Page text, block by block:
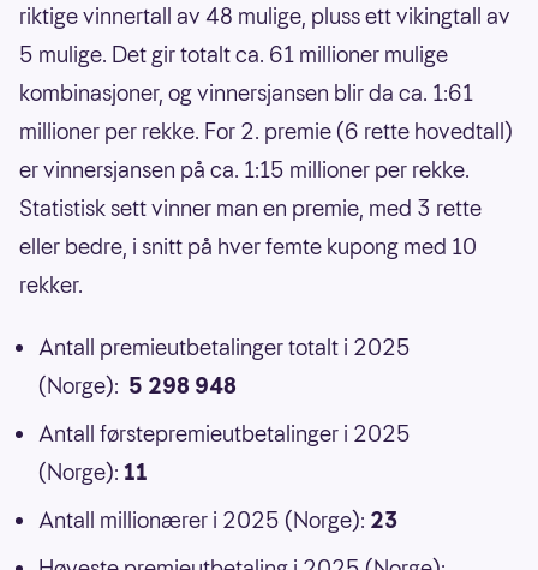
riktige vinnertall av 48 mulige, pluss ett vikingtall av
5 mulige. Det gir totalt ca. 61 millioner mulige
kombinasjoner, og vinnersjansen blir da ca. 1:61
millioner per rekke. For 2. premie (6 rette hovedtall)
er vinnersjansen på ca. 1:15 millioner per rekke.
Statistisk sett vinner man en premie, med 3 rette
eller bedre, i snitt på hver femte kupong med 10
rekker.
Antall premieutbetalinger totalt i 2025
(Norge): 5 298 948
Antall førstepremieutbetalinger i 2025
(Norge): 11
Antall millionærer i 2025 (Norge): 23